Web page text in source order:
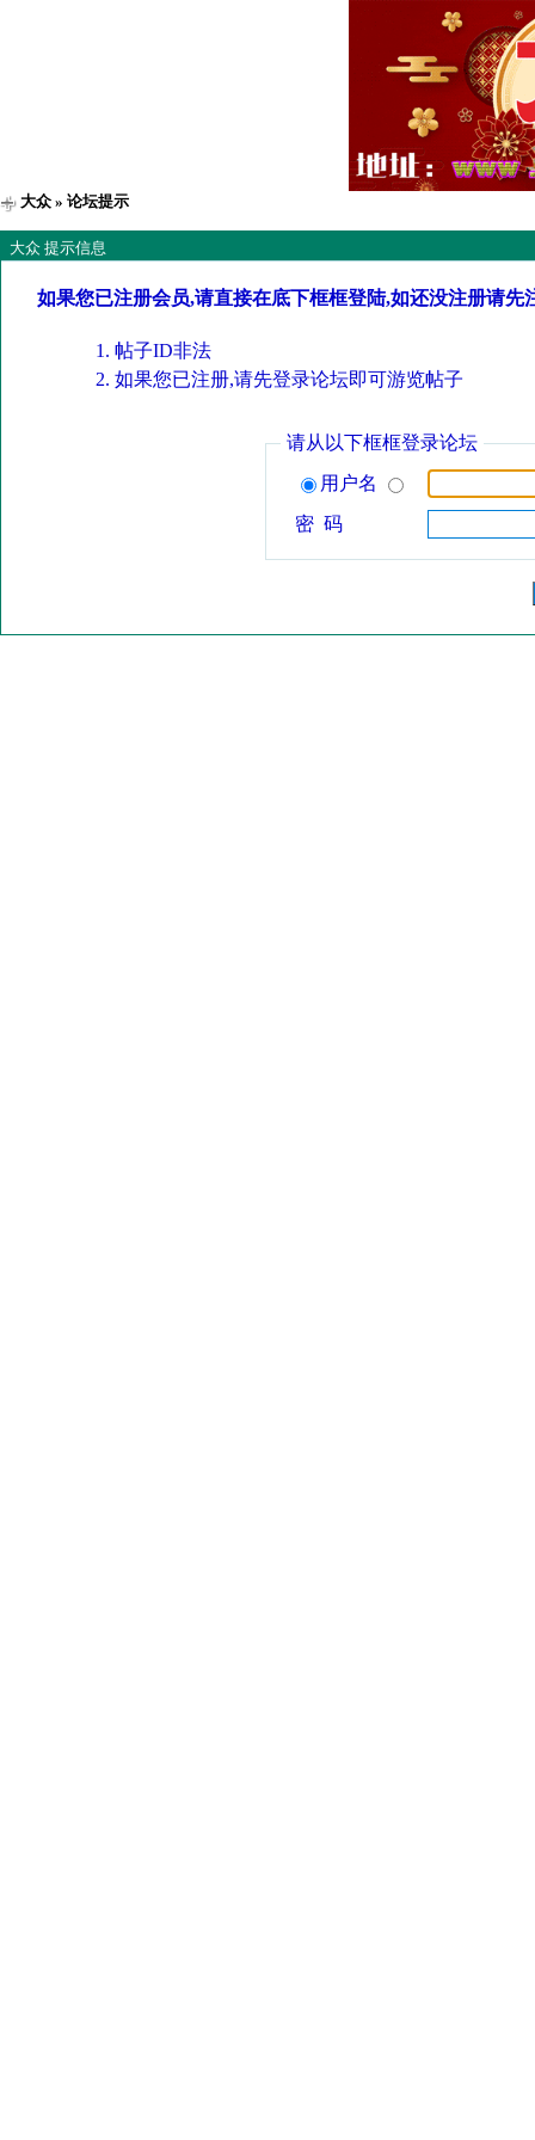
大众 » 论坛提示
大众 提示信息
如果您已注册会员,请直接在底下框框登陆,如还没注册请先
帖子ID非法
如果您已注册,请先登录论坛即可游览帖子
请从以下框框登录论坛
用户名
密 码